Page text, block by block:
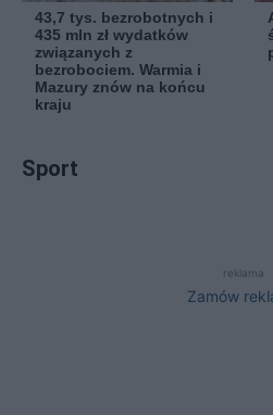
43,7 tys. bezrobotnych i
435 mln zł wydatków
związanych z
bezrobociem. Warmia i
Mazury znów na końcu
kraju
Sport
reklama
Zamów